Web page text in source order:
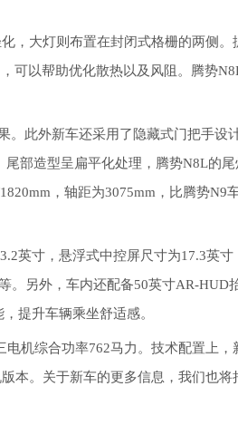
，大灯则布置在封闭式格栅的两侧。
可以帮助优化散热以及风阻。腾势
此外新车还采用了隐藏式门把手设
部造型呈扁平化处理，腾势N8L的尾
，轴距为3075mm，比腾势N9
英寸，悬浮式中控屏尺寸为17.3英寸
。另外，车内还配备50英寸AR-HUD
提升车辆乘坐舒适感。
机综合功率762马力。技术配置上，
本。关于新车的更多信息，我们也将